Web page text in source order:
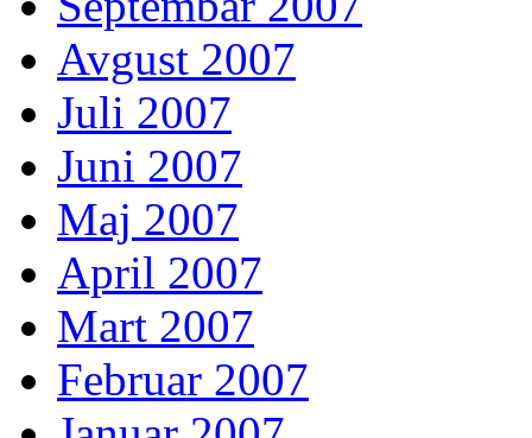
Avgust 2007
Juli 2007
Juni 2007
Maj 2007
April 2007
Mart 2007
Februar 2007